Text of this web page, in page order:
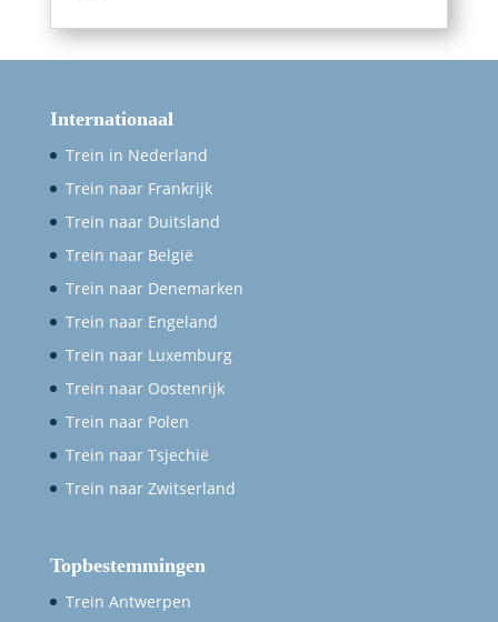
Internationaal
Trein in Nederland
Trein naar Frankrijk
Trein naar Duitsland
Trein naar België
Trein naar Denemarken
Trein naar Engeland
Trein naar Luxemburg
Trein naar Oostenrijk
Trein naar Polen
Trein naar Tsjechië
Trein naar Zwitserland
Topbestemmingen
Trein Antwerpen